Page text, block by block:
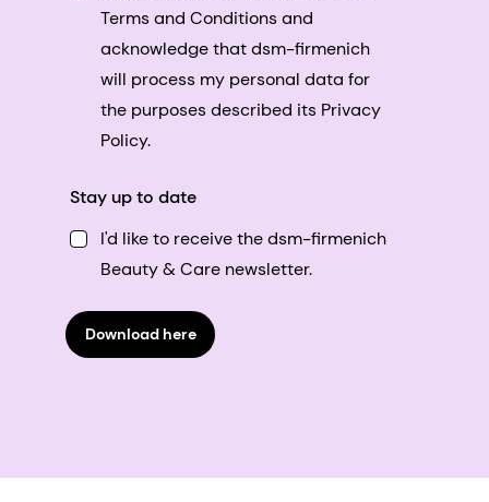
Terms and Conditions and
acknowledge that dsm-firmenich
will process my personal data for
the purposes described its Privacy
Policy.
Stay up to date
I'd like to receive the dsm-firmenich
Beauty & Care newsletter.
Download here